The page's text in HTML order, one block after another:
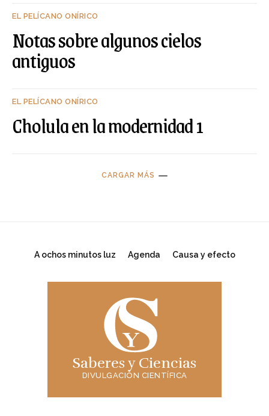
EL PELÍCANO ONÍRICO
Notas sobre algunos cielos
antiguos
EL PELÍCANO ONÍRICO
Cholula en la modernidad 1
CARGAR MÁS
A ochos minutos luz Agenda Causa y efecto
Saberes y Ciencias
DIVULGACIÓN CIENTÍFICA